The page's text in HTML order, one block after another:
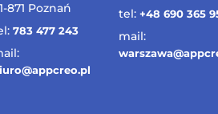
871 Poznań
783 477 243
tel: +48 690 365
mail: